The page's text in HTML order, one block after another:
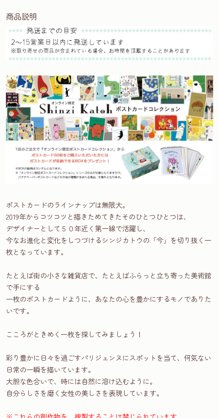
商品説明
ポストカードのラインナップは無限大。
2019年からコツコツと描きためてきたそのひとつひとつは、
デザイナーとして５０年近く第一線で活躍し、
今なお進化と変化をしつづけるシンジカトウの「今」を切り抜く一
枚となっています。
たとえば街の小さな雑貨店で、たとえばふらっと立ち寄った美術館
で手にする
一枚のポストカードように、あなたの心を豊かにするモノでありた
いです。
こころがときめく一枚を探してみましょう！
彩り豊かに日々を過ごすパリジェンヌにスポットを当て、何気ない
日常の一瞬を描いています。
大胆な色合いで、時には自然に溶け込むように。
自分らしさを磨く女性の美しさを表現しています。